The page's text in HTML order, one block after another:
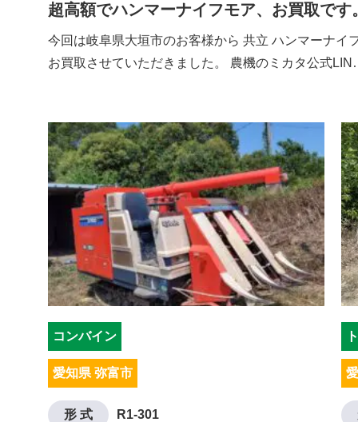
超高額でハンマーナイフモア、お買取です
今回は岐阜県大垣市のお客様から 共立 ハンマーナイ
お買取させていただきました。 農機のミカタ公式
コンバイン
愛知県 弥富市
形 式 R1-301